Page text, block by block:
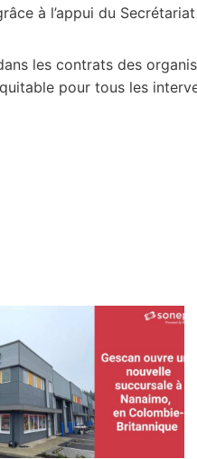
à l’appui du
les contrats des
pour tous les